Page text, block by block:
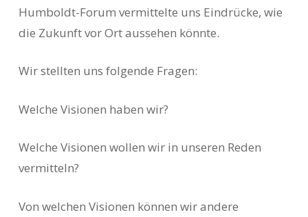
Humboldt-Forum vermittelte uns Eindrücke, wie
die Zukunft vor Ort aussehen könnte.
Wir stellten uns folgende Fragen:
Welche Visionen haben wir?
Welche Visionen wollen wir in unseren Reden
vermitteln?
Von welchen Visionen können wir andere